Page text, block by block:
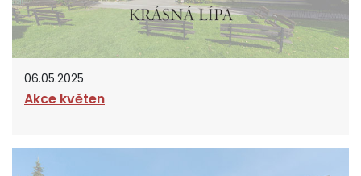
06.05.2025
Akce květen